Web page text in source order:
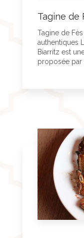
Tagine de
Tagine de
authentiques
Biarritz est
proposée par